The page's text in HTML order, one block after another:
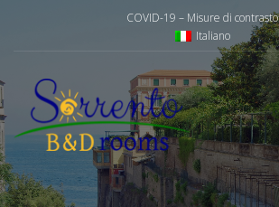
COVID-19 – Misure di contrasto
Italiano